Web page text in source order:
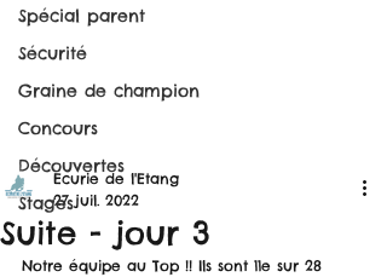
Spécial parent
Sécurité
Graine de champion
Concours
Découvertes
Stages
Suite - jour 3
Ecurie de l'Etang
27 juil. 2022
Notre équipe au Top !! Ils sont 11e sur 28